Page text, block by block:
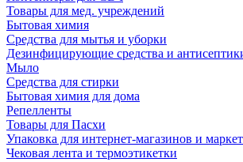
Товары для мед. учреждений
Бытовая химия
Средства для мытья и уборки
Дезинфицирующие средства и
Мыло
Средства для стирки
Бытовая химия для дома
Репелленты
Товары для Пасхи
Упаковка для интернет-магазинов и
Чековая лента и термоэтикетки